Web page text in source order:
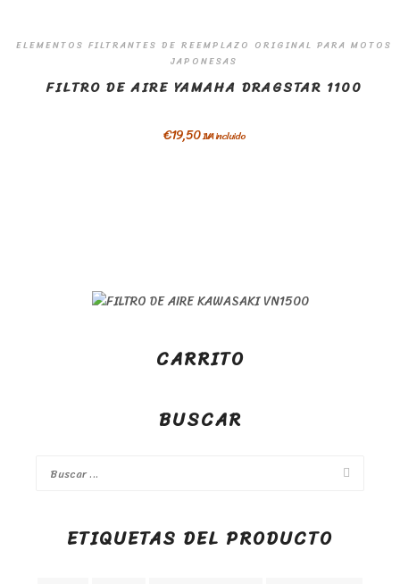
ELEMENTOS FILTRANTES DE REEMPLAZO ORIGINAL PARA MOTOS
JAPONESAS
FILTRO DE AIRE YAMAHA DRAGSTAR 1100
€19,50IVA incluido
CARRITO
BUSCAR
ETIQUETAS DEL PRODUCTO